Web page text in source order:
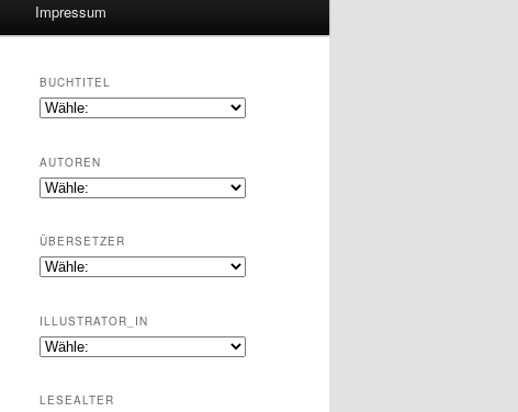
Impressum
BUCHTITEL
AUTOREN
ÜBERSETZER
ILLUSTRATOR_IN
LESEALTER